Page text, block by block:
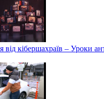
від кібершахраїв – Уроки